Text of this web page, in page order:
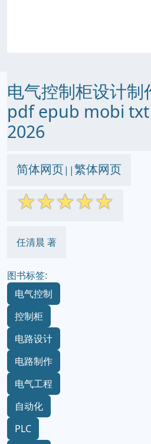
电气控制柜设计
pdf epub mobi txt
2026
简体网页||繁体网页
☆☆☆☆☆
任清晨 著
图书标签:
电气控制
控制柜
电路设计
电路制作
电气工程
自动化
PLC